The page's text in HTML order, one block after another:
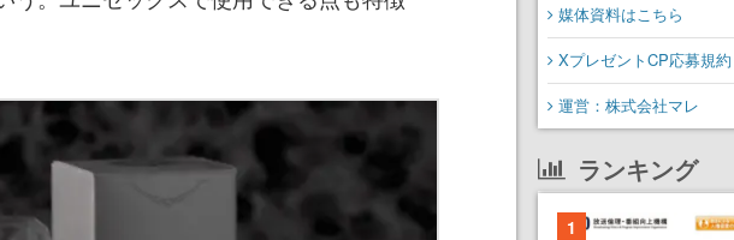
媒体資料はこちら
XプレゼントCP応募規約
運営：株式会社マレ
ランキング
1